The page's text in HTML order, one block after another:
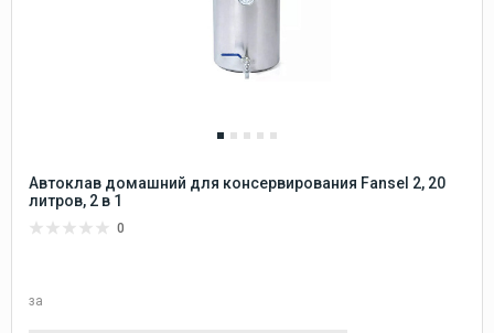
Автоклав домашний для консервирования Fansel 2, 20
литров, 2 в 1
0
за